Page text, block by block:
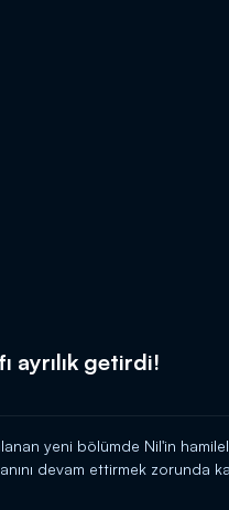
ayrılık getirdi!
yeni bölümde Nil'in
devam ettirmek zorunda
Selçuk'un bu